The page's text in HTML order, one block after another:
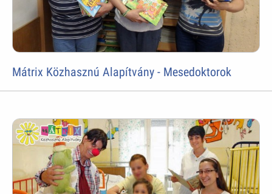
Mátrix Közhasznú Alapítvány - Mesedoktorok